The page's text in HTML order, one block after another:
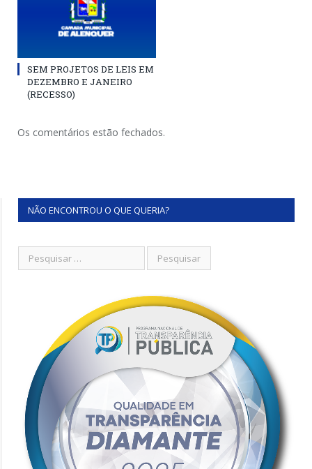
SEM PROJETOS DE LEIS EM
DEZEMBRO E JANEIRO
(RECESSO)
Os comentários estão fechados.
NÃO ENCONTROU O QUE QUERIA?